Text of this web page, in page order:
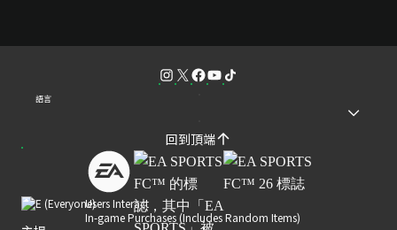
語言
回到頂端
Users Interact
In-game Purchases (Includes Random Items)